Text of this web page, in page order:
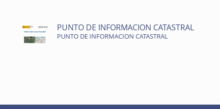
PUNTO DE INFORMACION CATASTRAL
PUNTO DE INFORMACION CATASTRAL